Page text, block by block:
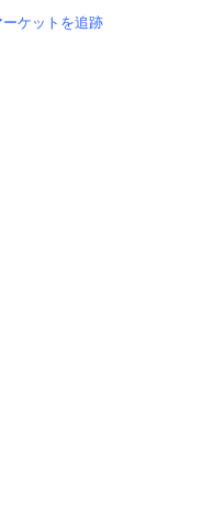
ケットを追跡